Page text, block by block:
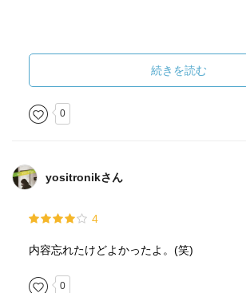
は，科学者としての自らの側面に関して
ピレーションを与えてくれる。そこから
続きを読む
0
yositronikさん
4
内容忘れたけどよかったよ。(笑)
0